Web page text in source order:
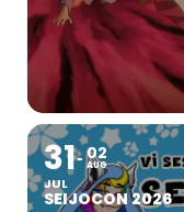
31
JUL
02
AUG
SEIJOCON 2026